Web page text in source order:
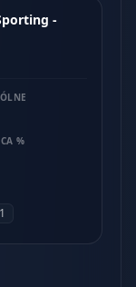
-
%